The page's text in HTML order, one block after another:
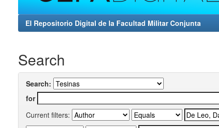
El Repositorio Digital de la Facultad Militar Conjunta
Search
Search:
for
Current filters: